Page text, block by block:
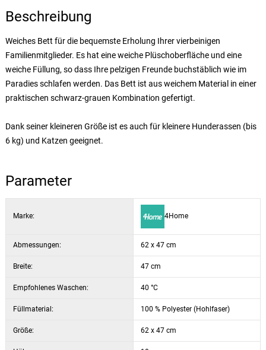
Beschreibung
Weiches Bett für die bequemste Erholung Ihrer vierbeinigen
Familienmitglieder. Es hat eine weiche Plüschoberfläche und eine
weiche Füllung, so dass Ihre pelzigen Freunde buchstäblich wie im
Paradies schlafen werden. Das Bett ist aus weichem Material in einer
praktischen schwarz-grauen Kombination gefertigt.
Dank seiner kleineren Größe ist es auch für kleinere Hunderassen (bis
6 kg) und Katzen geeignet.
Parameter
Marke: 4Home
Abmessungen: 62 x 47 cm
Breite: 47 cm
Empfohlenes Waschen: 40 °C
Füllmaterial: 100 % Polyester (Hohlfaser)
Größe: 62 x 47 cm